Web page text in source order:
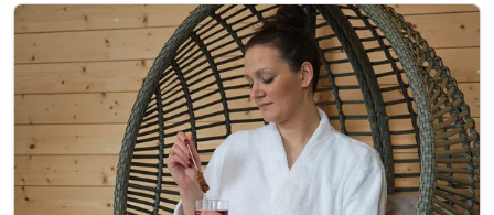
inkl. Gästebegrüßung (2 Mal pro Woche)
inkl. Nutzung des 1000m² großen Wellnessbereiches
inkl. Nutzung von Innen- & Außenpool
inkl. Sonnenterrasse mit Blick auf die Burgberg
inkl. Saunalandschaft mit drei Saunen
inkl. Parkplatz am Hotel